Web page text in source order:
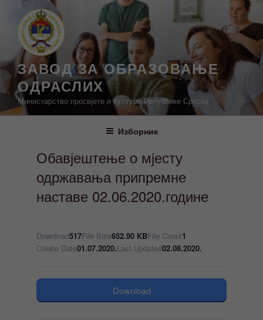
садржај
ЗАВОД ЗА ОБРАЗОВАЊЕ
ОДРАСЛИХ
Министарство просвјете и културе Републике Српске
Изборник
Обавјештење о мјесту
одржавања припремне
наставе 02.06.2020.године
Download517File Size652.90 KBFile Count1
Create Date01.07.2020.Last Updated02.08.2020.
Download